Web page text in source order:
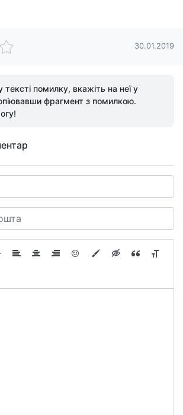
30.01.2019
помилку, вкажіть на неї у
фрагмент з помилкою.